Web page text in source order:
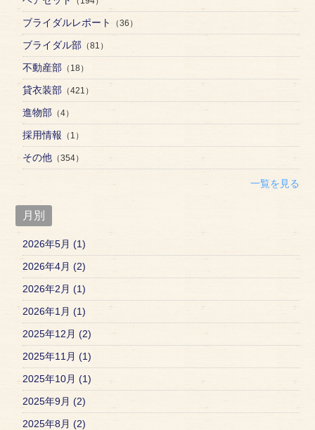
ブライダルレポート （36）
ブライダル部 （81）
不動産部 （18）
貸衣装部 （421）
進物部 （4）
採用情報 （1）
その他 （354）
一覧を見る
月別
2026年5月 (1)
2026年4月 (2)
2026年2月 (1)
2026年1月 (1)
2025年12月 (2)
2025年11月 (1)
2025年10月 (1)
2025年9月 (2)
2025年8月 (2)